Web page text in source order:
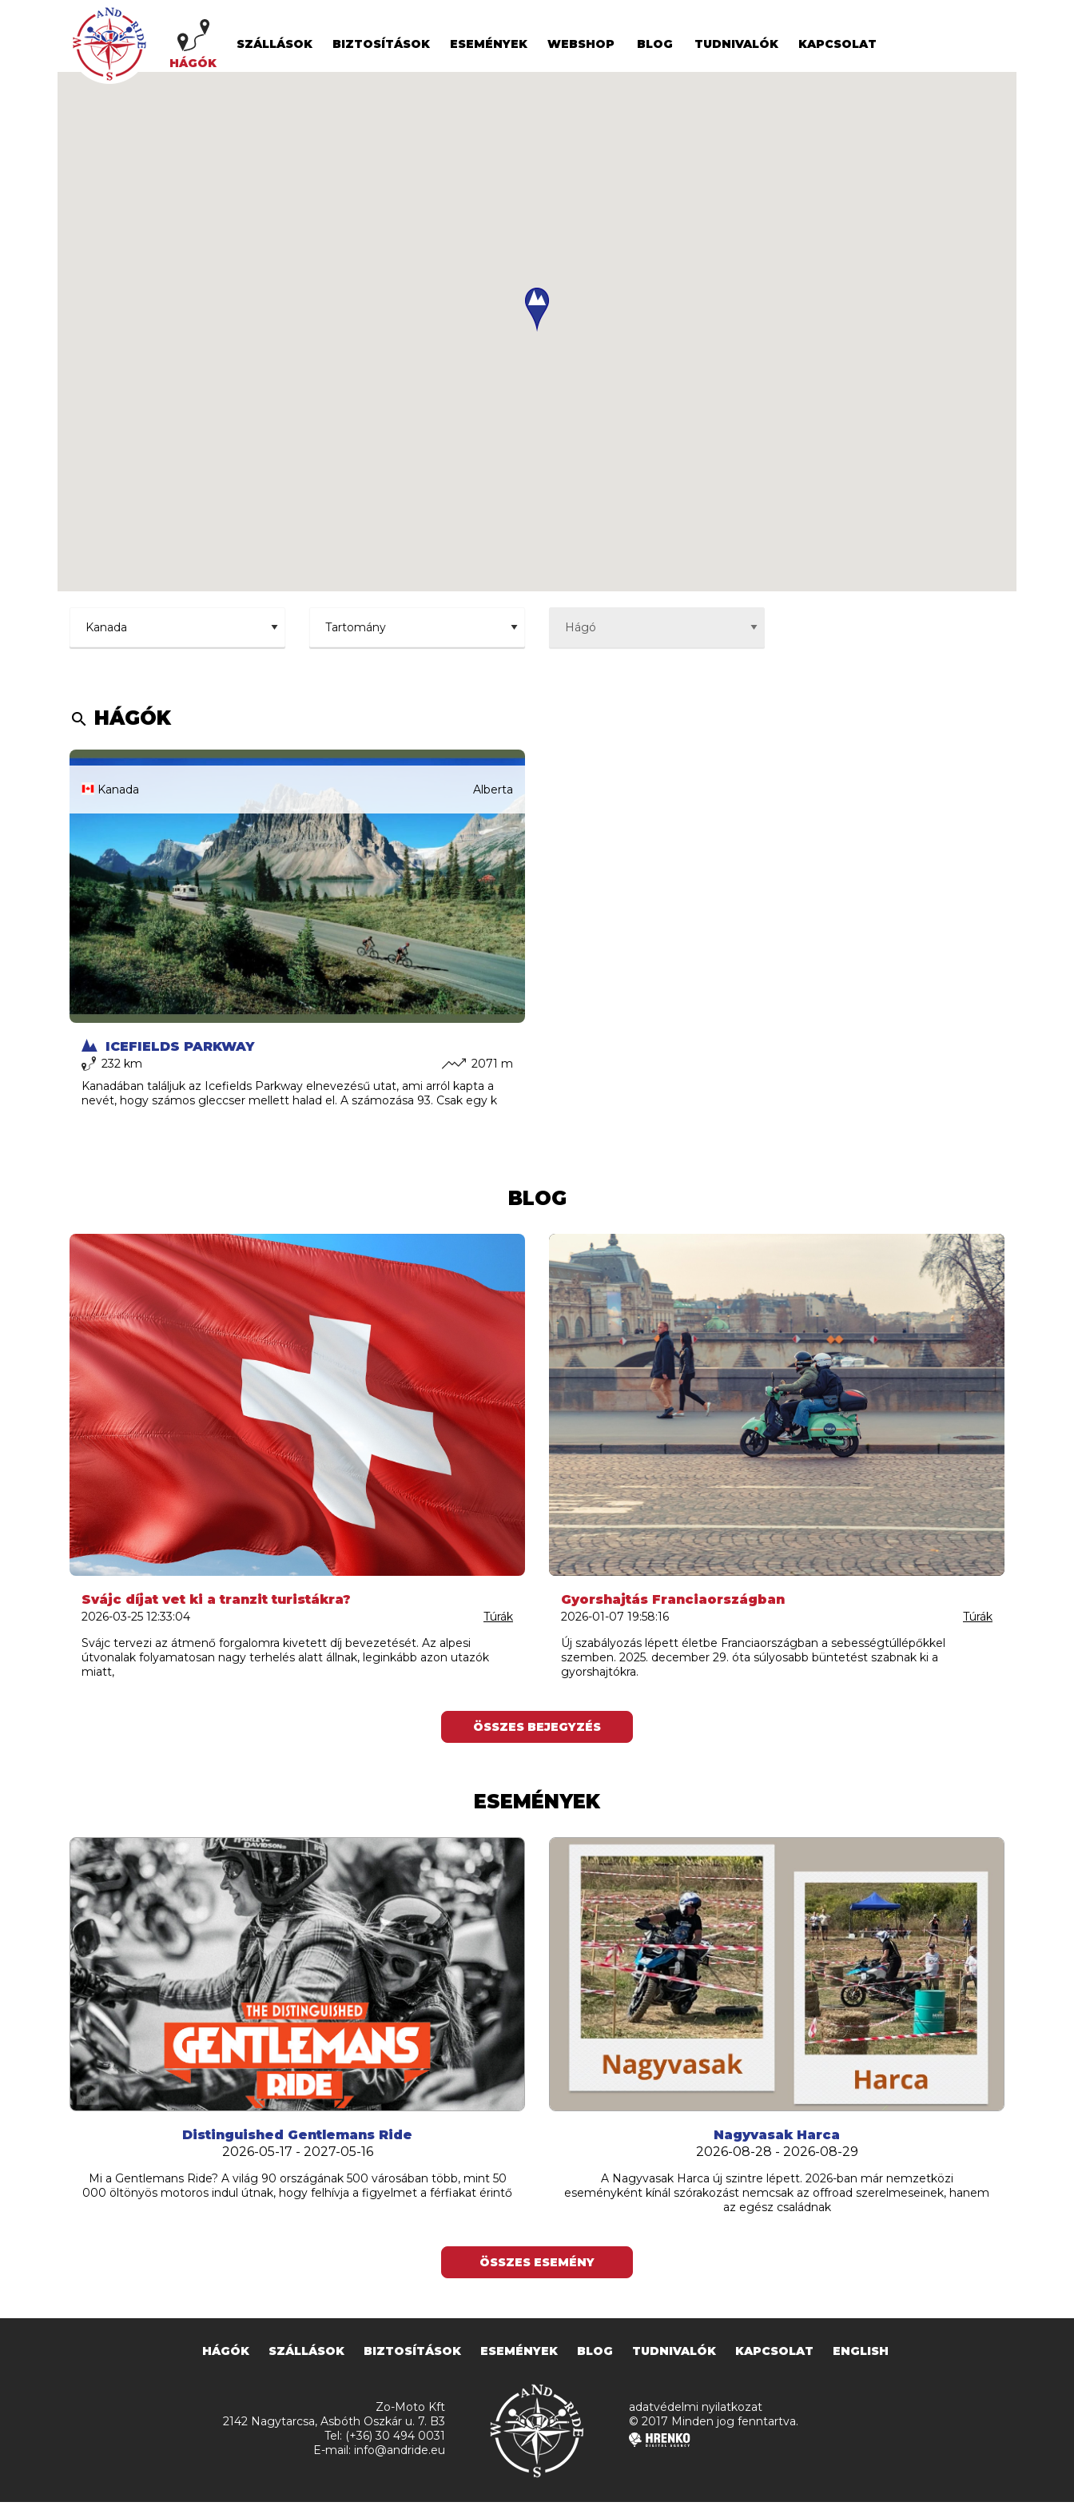
HÁGÓK
SZÁLLÁSOK BIZTOSÍTÁSOK ESEMÉNYEK WEBSHOP BLOG TUDNIVALÓK KAPCSOLAT
search HÁGÓK
ICEFIELDS PARKWAY
Kanada Alberta
232 km
2071 m
Kanadában találjuk az Icefields Parkway elnevezésű utat, ami arról kapta a
nevét, hogy számos gleccser mellett halad el. A számozása 93. Csak egy k
BLOG
Svájc díjat vet ki a tranzit turistákra?
2026-03-25 12:33:04
Túrák
Svájc tervezi az átmenő forgalomra kivetett díj bevezetését. Az alpesi
útvonalak folyamatosan nagy terhelés alatt állnak, leginkább azon utazók
miatt,
Gyorshajtás Franciaországban
2026-01-07 19:58:16
Túrák
Új szabályozás lépett életbe Franciaországban a sebességtúllépőkkel
szemben. 2025. december 29. óta súlyosabb büntetést szabnak ki a
gyorshajtókra.
ÖSSZES BEJEGYZÉS
ESEMÉNYEK
Distinguished Gentlemans Ride
2026-05-17 - 2027-05-16
Mi a Gentlemans Ride? A világ 90 országának 500 városában több, mint 50
000 öltönyös motoros indul útnak, hogy felhívja a figyelmet a férfiakat érintő
Nagyvasak Harca
2026-08-28 - 2026-08-29
A Nagyvasak Harca új szintre lépett. 2026-ban már nemzetközi
eseményként kínál szórakozást nemcsak az offroad szerelmeseinek, hanem
az egész családnak
ÖSSZES ESEMÉNY
HÁGÓK SZÁLLÁSOK BIZTOSÍTÁSOK ESEMÉNYEK BLOG TUDNIVALÓK KAPCSOLAT ENGLISH
Zo-Moto Kft
2142 Nagytarcsa, Asbóth Oszkár u. 7. B3
Tel: (+36) 30 494 0031
E-mail: info@andride.eu
adatvédelmi nyilatkozat
© 2017 Minden jog fenntartva.